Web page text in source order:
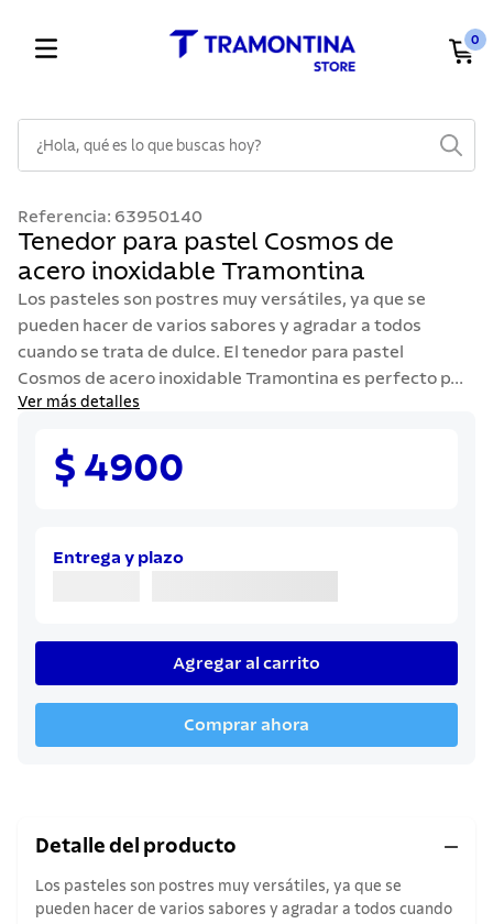
0
Referencia: 63950140
Tenedor para pastel Cosmos de
acero inoxidable Tramontina
Los pasteles son postres muy versátiles, ya que se
pueden hacer de varios sabores y agradar a todos
cuando se trata de dulce. El tenedor para pastel
Cosmos de acero inoxidable Tramontina es perfecto p...
Ver más detalles
$ 4900
Entrega y plazo
Agregar al carrito
Comprar ahora
Detalle del producto
Los pasteles son postres muy versátiles, ya que se
pueden hacer de varios sabores y agradar a todos cuando
1 .
cuchillos
2.
cubiertos
3 .
sarten
4.
lavaplatos
5.
ollas
sartenes